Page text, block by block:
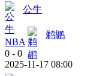
公牛
NBA
鹈鹕
0 - 0
2025-11-17 08:00